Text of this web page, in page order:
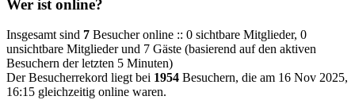
Wer ist online?
Insgesamt sind 7 Besucher online :: 0 sichtbare Mitglieder, 0
unsichtbare Mitglieder und 7 Gäste (basierend auf den aktiven
Besuchern der letzten 5 Minuten)
Der Besucherrekord liegt bei 1954 Besuchern, die am 16 Nov 2025,
16:15 gleichzeitig online waren.